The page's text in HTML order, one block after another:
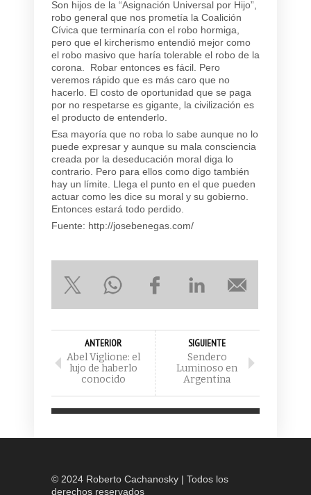
Son hijos de la “Asignación Universal por Hijo”,
robo general que nos prometía la Coalición
Cívica que terminaría con el robo hormiga,
pero que el kircherismo entendió mejor como
el robo masivo que haría tolerable el robo de la
corona. Robar entonces es fácil. Pero
veremos rápido que es más caro que no
hacerlo. El costo de oportunidad que se paga
por no respetarse es gigante, la civilización es
el producto de entenderlo.
Esa mayoría que no roba lo sabe aunque no lo
puede expresar y aunque su mala consciencia
creada por la deseducación moral diga lo
contrario. Pero para ellos como digo también
hay un límite. Llega el punto en el que pueden
actuar como les dice su moral y su gobierno.
Entonces estará todo perdido.
Fuente: http://josebenegas.com/
ANTERIOR
Abel Viglione: el
lujo de haberlo
conocido
SIGUIENTE
Sendero
Luminoso en
Argentina
© 2024 Roberto Cachanosky | Todos los
derechos reservados